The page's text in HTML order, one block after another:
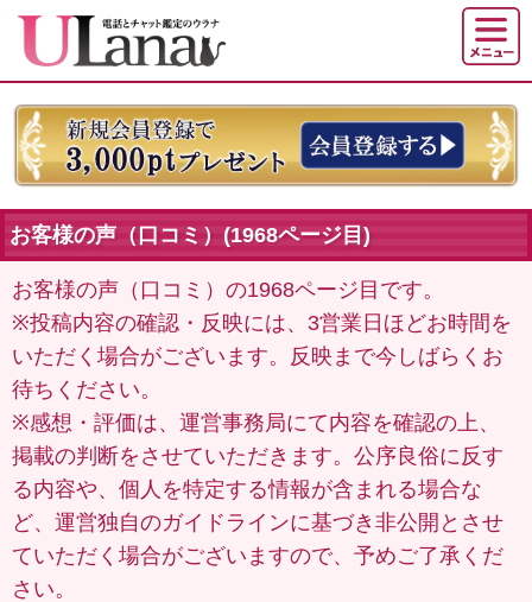
お客様の声（口コミ）(1968ページ目)
お客様の声（口コミ）の1968ページ目です。
※投稿内容の確認・反映には、3営業日ほどお時間を
いただく場合がございます。反映まで今しばらくお
待ちください。
※感想・評価は、運営事務局にて内容を確認の上、
掲載の判断をさせていただきます。公序良俗に反す
る内容や、個人を特定する情報が含まれる場合な
ど、運営独自のガイドラインに基づき非公開とさせ
ていただく場合がございますので、予めご了承くだ
さい。